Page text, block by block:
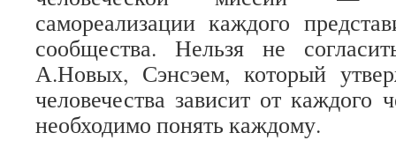
самореализации каждого
сообщества. Нельзя не
А.Новых, Сэнсэем, который
человечества зависит от каждого
необходимо понять каждому.